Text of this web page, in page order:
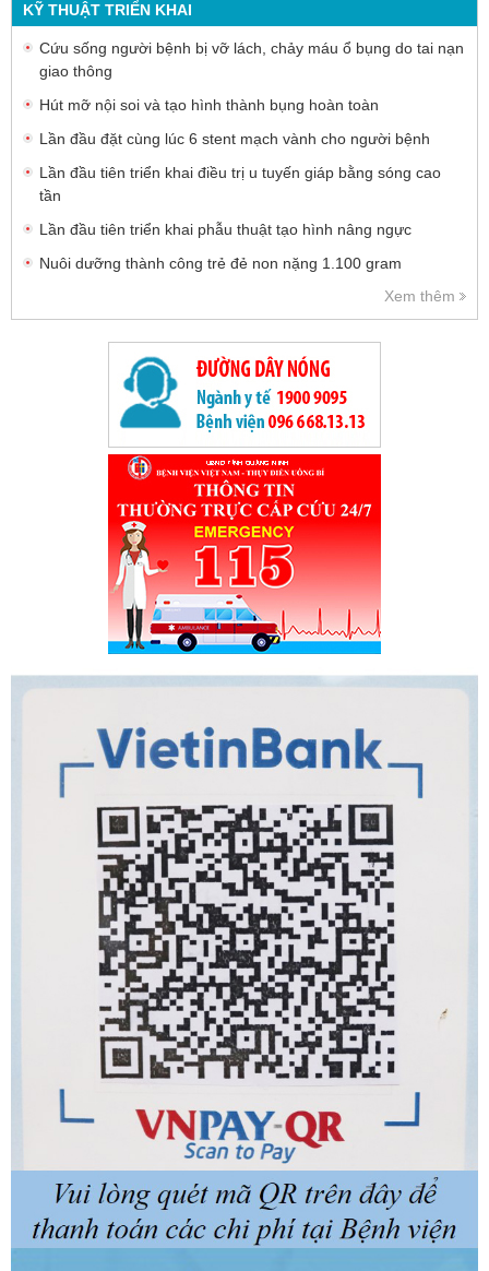
KỸ THUẬT TRIỂN KHAI
Cứu sống người bệnh bị vỡ lách, chảy máu ổ bụng do tai nạn
giao thông
Hút mỡ nội soi và tạo hình thành bụng hoàn toàn
Lần đầu đặt cùng lúc 6 stent mạch vành cho người bệnh
Lần đầu tiên triển khai điều trị u tuyến giáp bằng sóng cao
tần
Lần đầu tiên triển khai phẫu thuật tạo hình nâng ngực
Nuôi dưỡng thành công trẻ đẻ non nặng 1.100 gram
Xem thêm